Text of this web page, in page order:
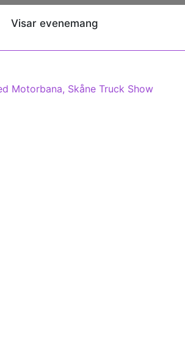
Visar evenemang
Motorbana, Skåne Truck Show